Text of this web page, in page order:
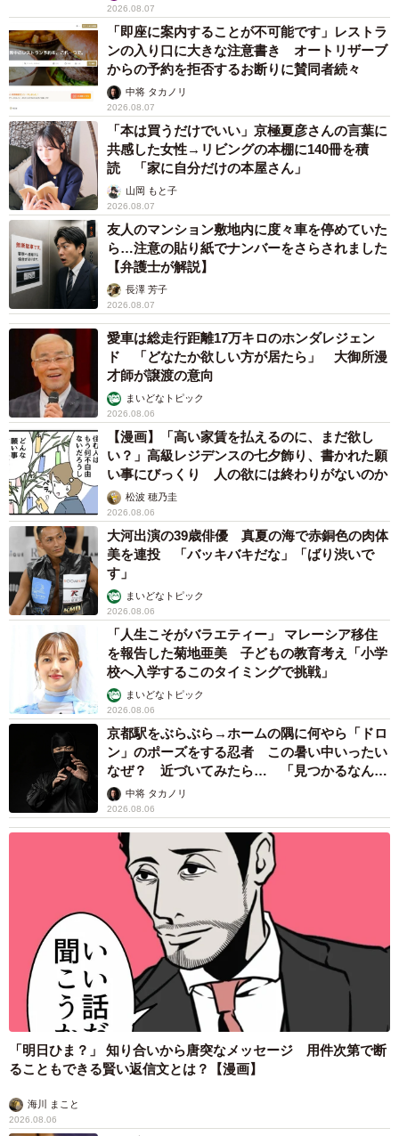
2026.08.07
「即座に案内することが不可能です」レストラ
ンの入り口に大きな注意書き オートリザーブ
からの予約を拒否するお断りに賛同者続々
中将 タカノリ
2026.08.07
「本は買うだけでいい」京極夏彦さんの言葉に
共感した女性→リビングの本棚に140冊を積
読 「家に自分だけの本屋さん」
山岡 もと子
2026.08.07
友人のマンション敷地内に度々車を停めていた
ら…注意の貼り紙でナンバーをさらされました
【弁護士が解説】
長澤 芳子
2026.08.07
愛車は総走行距離17万キロのホンダレジェン
ド 「どなたか欲しい方が居たら」 大御所漫
才師が譲渡の意向
まいどなトピック
2026.08.06
【漫画】「高い家賃を払えるのに、まだ欲し
い？」高級レジデンスの七夕飾り、書かれた願
い事にびっくり 人の欲には終わりがないのか
松波 穂乃圭
2026.08.06
大河出演の39歳俳優 真夏の海で赤銅色の肉体
美を連投 「バッキバキだな」「ばり渋いで
す」
まいどなトピック
2026.08.06
「人生こそがバラエティー」 マレーシア移住
を報告した菊地亜美 子どもの教育考え「小学
校へ入学するこのタイミングで挑戦」
まいどなトピック
2026.08.06
京都駅をぶらぶら→ホームの隅に何やら「ドロ
ン」のポーズをする忍者 この暑い中いったい
なぜ？ 近づいてみたら… 「見つかるなんて
未熟」中将 タカノリ
2026.08.06
「明日ひま？」 知り合いから唐突なメッセージ 用件次第で断
ることもできる賢い返信文とは？【漫画】
海川 まこと
2026.08.06